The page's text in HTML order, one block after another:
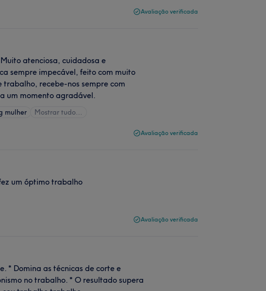
Avaliação verificada
atenciosa, cuidadosa e
sempre impecável, feito com muito
recebe-nos sempre com
um momento agradável.
mulher Mostrar tudo…
Avaliação verificada
um óptimo trabalho
Avaliação verificada
* Domina as técnicas de corte e
no trabalho. * O resultado supera